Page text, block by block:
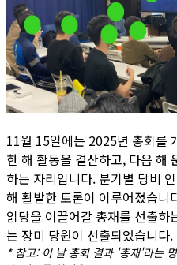
11월 15일에는 2025년 총회를
한 해 활동을 결산하고, 다음 해
하는 자리입니다. 분기별 당비
해 활발한 토론이 이루어졌습
읽당을 이끌어갈 총재를 선출
는 장미 당원이 선출되었습니다.
* 참고: 이 날 총회 결과 '총재'라는